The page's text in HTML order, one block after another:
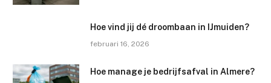
Hoe vind jij dé droombaan in IJmuiden?
februari 16, 2026
Hoe manage je bedrijfsafval in Almere?